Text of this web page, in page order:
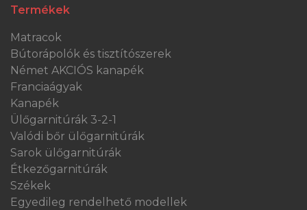
Termékek
Matracok
Bútorápolók és tisztítószerek
Német AKCIÓS kanapék
Franciaágyak
Kanapék
Ülőgarnitúrák 3-2-1
Valódi bőr ülőgarnitúrák
Sarok ülőgarnitúrák
Étkezőgarnitúrák
Székek
Egyedileg rendelhető modellek